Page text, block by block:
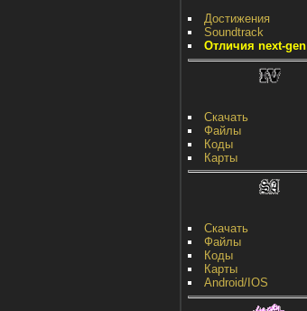
Достижения
Soundtrack
Отличия next-gen
Скачать
Файлы
Коды
Карты
Скачать
Файлы
Коды
Карты
Android/IOS